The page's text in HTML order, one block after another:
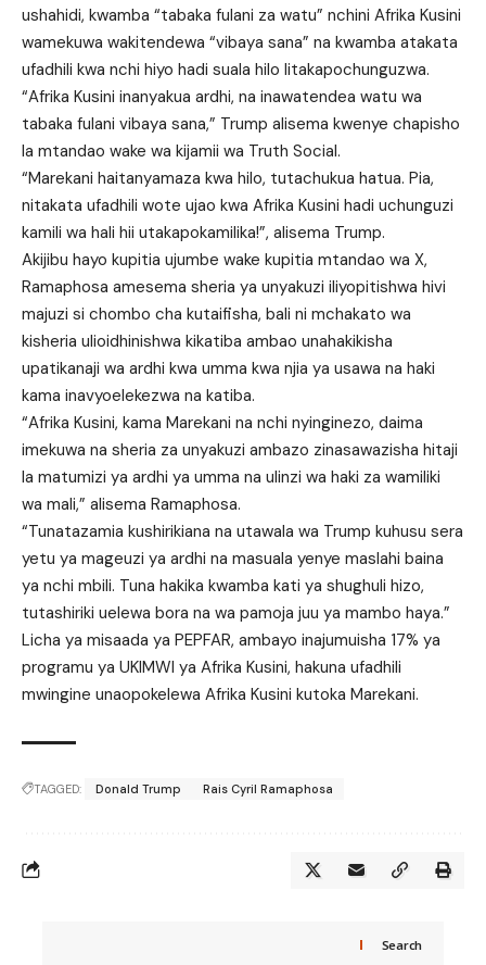
ushahidi, kwamba “tabaka fulani za watu” nchini Afrika Kusini
wamekuwa wakitendewa “vibaya sana” na kwamba atakata
ufadhili kwa nchi hiyo hadi suala hilo litakapochunguzwa.
“Afrika Kusini inanyakua ardhi, na inawatendea watu wa
tabaka fulani vibaya sana,” Trump alisema kwenye chapisho
la mtandao wake wa kijamii wa Truth Social.
“Marekani haitanyamaza kwa hilo, tutachukua hatua. Pia,
nitakata ufadhili wote ujao kwa Afrika Kusini hadi uchunguzi
kamili wa hali hii utakapokamilika!”, alisema Trump.
Akijibu hayo kupitia ujumbe wake kupitia mtandao wa X,
Ramaphosa amesema sheria ya unyakuzi iliyopitishwa hivi
majuzi si chombo cha kutaifisha, bali ni mchakato wa
kisheria ulioidhinishwa kikatiba ambao unahakikisha
upatikanaji wa ardhi kwa umma kwa njia ya usawa na haki
kama inavyoelekezwa na katiba.
“Afrika Kusini, kama Marekani na nchi nyinginezo, daima
imekuwa na sheria za unyakuzi ambazo zinasawazisha hitaji
la matumizi ya ardhi ya umma na ulinzi wa haki za wamiliki
wa mali,” alisema Ramaphosa.
“Tunatazamia kushirikiana na utawala wa Trump kuhusu sera
yetu ya mageuzi ya ardhi na masuala yenye maslahi baina
ya nchi mbili. Tuna hakika kwamba kati ya shughuli hizo,
tutashiriki uelewa bora na wa pamoja juu ya mambo haya.”
Licha ya misaada ya PEPFAR, ambayo inajumuisha 17% ya
programu ya UKIMWI ya Afrika Kusini, hakuna ufadhili
mwingine unaopokelewa Afrika Kusini kutoka Marekani.
TAGGED: Donald Trump Rais Cyril Ramaphosa
Search